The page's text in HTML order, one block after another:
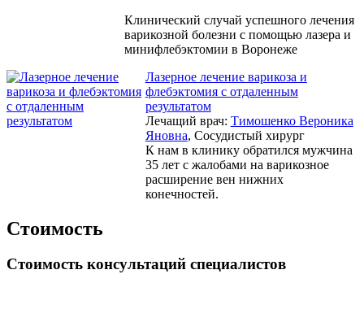
Клинический случай успешного лечения
варикозной болезни с помощью лазера и
минифлебэктомии в Воронеже
Лазерное лечение варикоза и
флебэктомия с отдаленным
результатом
Лечащий врач: Тимошенко Вероника
Яновна, Сосудистый хирург
К нам в клинику обратился мужчина
35 лет с жалобами на варикозное
расширение вен нижних
конечностей.
Стоимость
Стоимость консультаций специалистов